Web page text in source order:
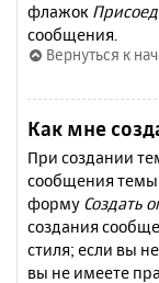
флажок
сообщения.
Вернуться к
Как мне
При создании
сообщения темы
форму Создать
создания
стиля; если вы
вы не имеете